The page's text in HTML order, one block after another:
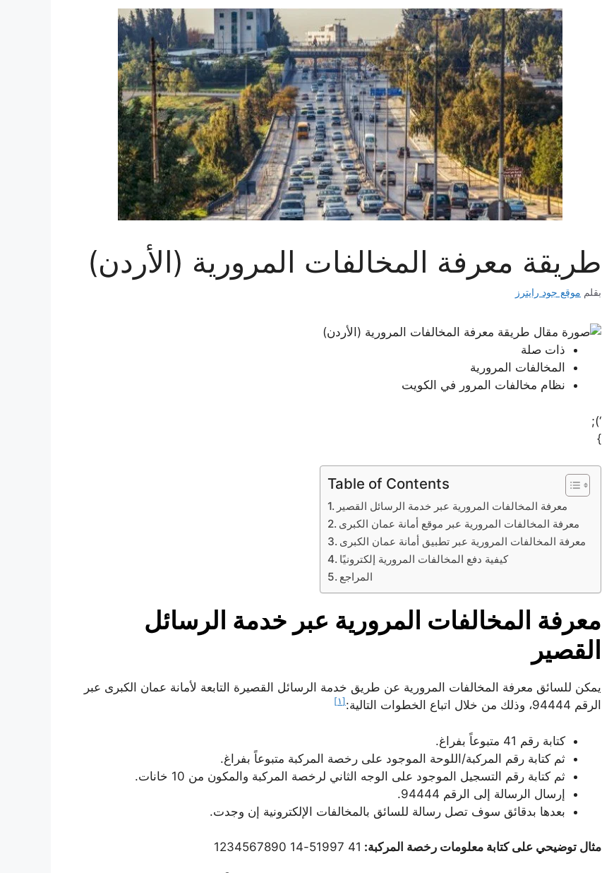
طريقة معرفة المخالفات المرورية (الأردن)
بقلم موقع جود رايترز
ذات صلة
المخالفات المرورية
نظام مخالفات المرور في الكويت
‘);
}
Table of Contents
معرفة المخالفات المرورية عبر خدمة الرسائل القصير
معرفة المخالفات المرورية عبر موقع أمانة عمان الكبرى
معرفة المخالفات المرورية عبر تطبيق أمانة عمان الكبرى
كيفية دفع المخالفات المرورية إلكترونيًا
المراجع
معرفة المخالفات المرورية عبر خدمة الرسائل
القصير
يمكن للسائق معرفة المخالفات المرورية عن طريق خدمة الرسائل القصيرة التابعة لأمانة عمان الكبرى عبر
الرقم 94444، وذلك من خلال اتباع الخطوات التالية:
[١]
كتابة رقم 41 متبوعاً بفراغ.
ثم كتابة رقم المركبة/اللوحة الموجود على رخصة المركبة متبوعاً بفراغ.
ثم كتابة رقم التسجيل الموجود على الوجه الثاني لرخصة المركبة والمكون من 10 خانات.
إرسال الرسالة إلى الرقم 94444.
بعدها بدقائق سوف تصل رسالة للسائق بالمخالفات الإلكترونية إن وجدت.
مثال توضيحي على كتابة معلومات رخصة المركبة: 41 51997-14 1234567890